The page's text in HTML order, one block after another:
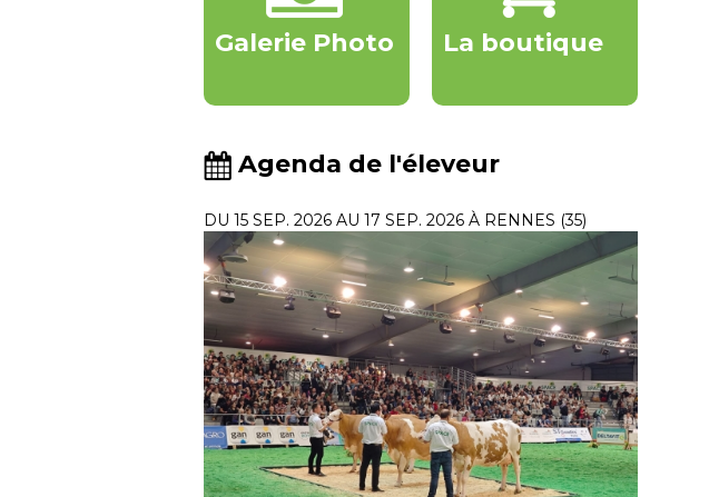
Galerie Photo La boutique
Agenda de l'éleveur
DU 15 SEP. 2026 AU 17 SEP. 2026 À RENNES (35)